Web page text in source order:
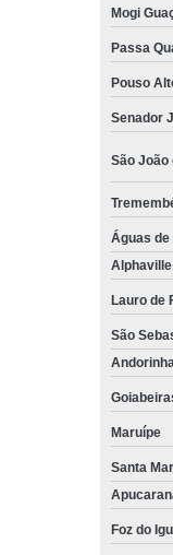
Mogi
Passa
Pouso
Senador
São João
Águas de
Alphaville
Lauro de
São
Maruípe
Santa
Foz do